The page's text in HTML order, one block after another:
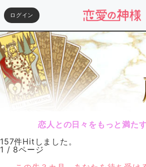
ログイン
恋人との日々をもっと満た
157件Hitしました。
1 / 8ページ